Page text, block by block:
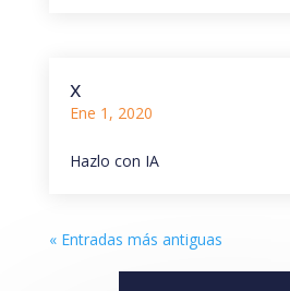
x
Ene 1, 2020
Hazlo con IA
« Entradas más antiguas